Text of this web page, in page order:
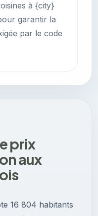
à {city}
garantir la
par le code
prix
aux
16 804 habitants